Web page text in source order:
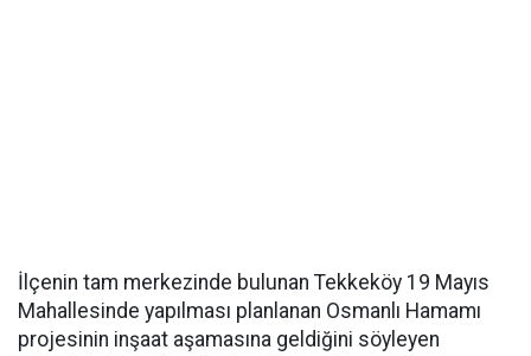
İlçenin tam merkezinde bulunan Tekkeköy 19 Mayıs
Mahallesinde yapılması planlanan Osmanlı Hamamı
projesinin inşaat aşamasına geldiğini söyleyen